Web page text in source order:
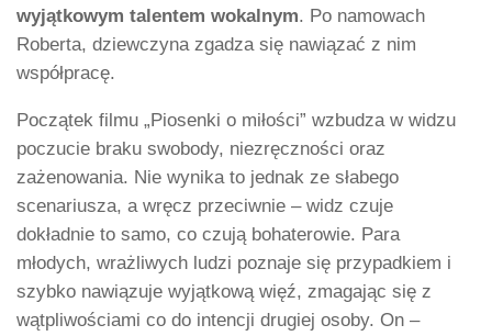
wyjątkowym talentem wokalnym. Po namowach
Roberta, dziewczyna zgadza się nawiązać z nim
współpracę.
Początek filmu „Piosenki o miłości” wzbudza w widzu
poczucie braku swobody, niezręczności oraz
zażenowania. Nie wynika to jednak ze słabego
scenariusza, a wręcz przeciwnie – widz czuje
dokładnie to samo, co czują bohaterowie. Para
młodych, wrażliwych ludzi poznaje się przypadkiem i
szybko nawiązuje wyjątkową więź, zmagając się z
wątpliwościami co do intencji drugiej osoby. On –